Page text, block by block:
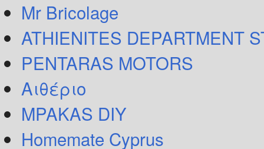
Mr Bricolage
ATHIENITES DEPARTMENT
PENTARAS MOTORS
Αιθέριο
MPAKAS DIY
Homemate Cyprus